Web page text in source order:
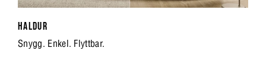
HALDUR
Snygg. Enkel. Flyttbar.